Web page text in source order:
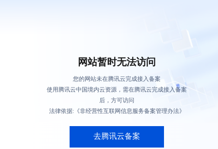
网站暂时无法访问
您的网站未在腾讯云完成接入备案
使用腾讯云中国境内云资源，需在腾讯云完成接入备案
后，方可访问
法律依据:《非经营性互联网信息服务备案管理办法》
去腾讯云备案